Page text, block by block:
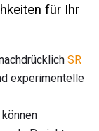
für Ihr
SR
experimentelle
können